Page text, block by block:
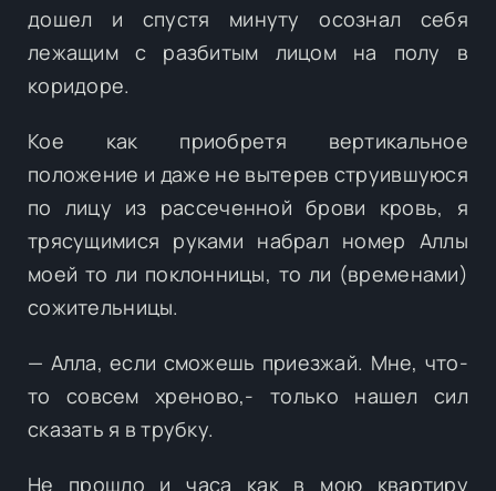
дошел и спустя минуту осознал себя
лежащим с разбитым лицом на полу в
коридоре.
Кое как приобретя вертикальное
положение и даже не вытерев струившуюся
по лицу из рассеченной брови кровь, я
трясущимися руками набрал номер Аллы
моей то ли поклонницы, то ли (временами)
сожительницы.
— Алла, если сможешь приезжай. Мне, что-
то совсем хреново,- только нашел сил
сказать я в трубку.
Не прошло и часа как в мою квартиру